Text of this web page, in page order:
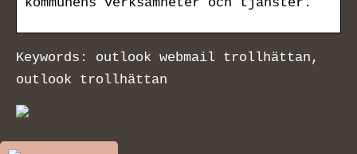
Keywords: outlook webmail trollhättan,
outlook trollhättan